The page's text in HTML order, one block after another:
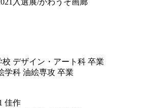
デザイン・アート科 卒業
学科 油絵専攻 卒業
佳作